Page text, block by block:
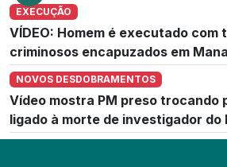
EXECUÇÃO
VÍDEO: Homem é executado com
criminosos encapuzados em
NOVOS DESDOBRAMENTOS
Vídeo mostra PM preso trocando
ligado à morte de investigador do